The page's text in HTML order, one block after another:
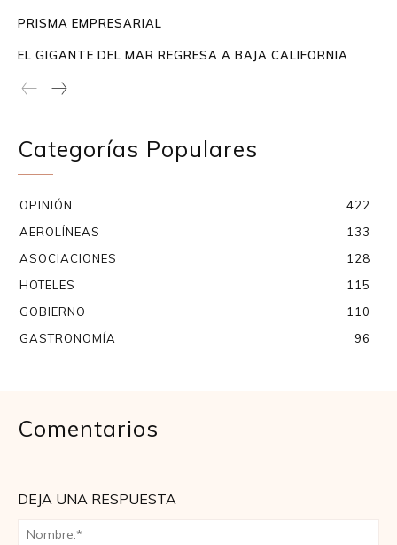
PRISMA EMPRESARIAL
EL GIGANTE DEL MAR REGRESA A BAJA CALIFORNIA
Categorías Populares
OPINIÓN
422
AEROLÍNEAS
133
ASOCIACIONES
128
HOTELES
115
GOBIERNO
110
GASTRONOMÍA
96
Comentarios
DEJA UNA RESPUESTA